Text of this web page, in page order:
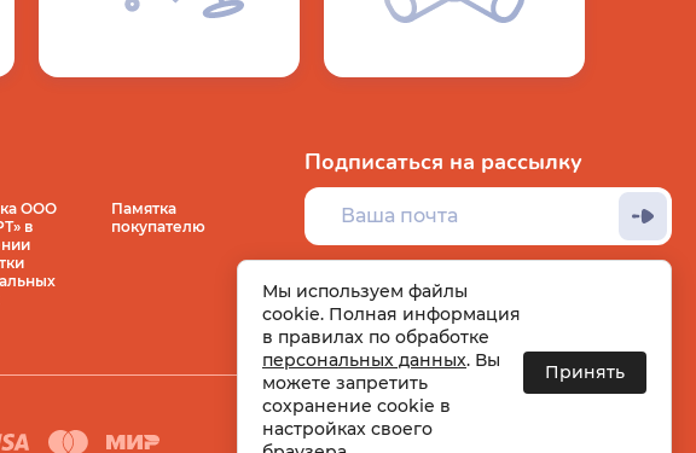
ООО
в
Памятка
покупателю
Подписаться на рассылку
Вход Регистрация
Мы используем файлы
cookie. Полная информация
в правилах по обработке
персональных данных. Вы
можете запретить
сохранение cookie в
настройках своего
Принять